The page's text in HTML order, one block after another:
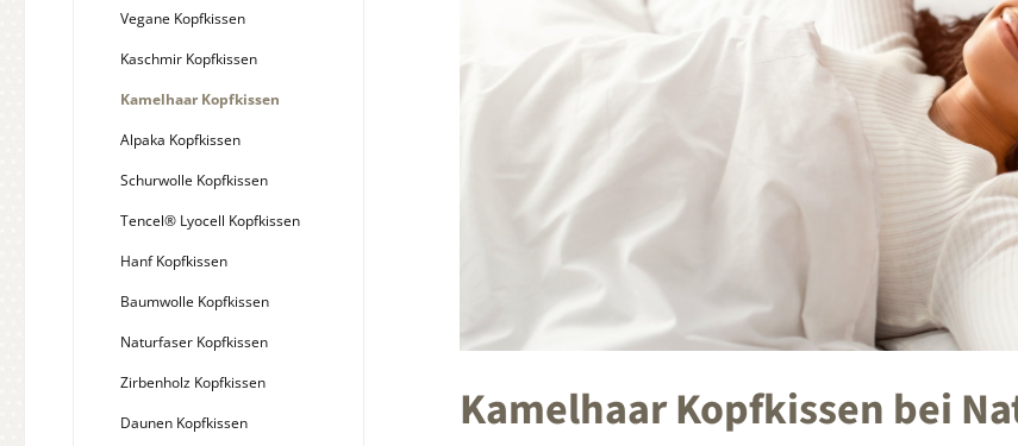
Vegane Kopfkissen
Kaschmir Kopfkissen
Kamelhaar Kopfkissen
Alpaka Kopfkissen
Schurwolle Kopfkissen
Tencel® Lyocell Kopfkissen
Hanf Kopfkissen
Baumwolle Kopfkissen
Naturfaser Kopfkissen
Zirbenholz Kopfkissen
Daunen Kopfkissen
Kamelhaar Kopfkissen bei